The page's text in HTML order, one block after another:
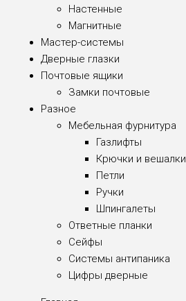
Настенные
Магнитные
Мастер-системы
Дверные глазки
Почтовые ящики
Замки почтовые
Разное
Мебельная фурнитура
Газлифты
Крючки и вешалки
Петли
Ручки
Шпингалеты
Ответные планки
Сейфы
Системы антипаника
Цифры дверные